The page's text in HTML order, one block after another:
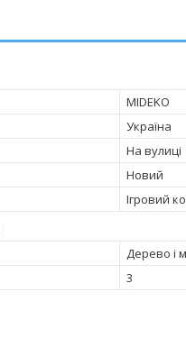
MIDEKO
Україна
На вулиці
Новий
Ігровий
Дерево і
3